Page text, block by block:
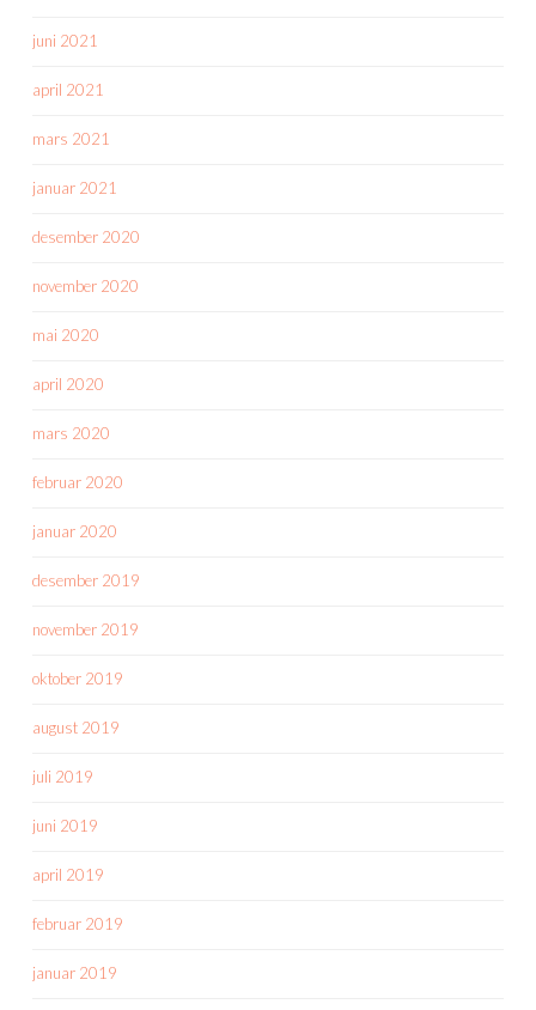
juni 2021
april 2021
mars 2021
januar 2021
desember 2020
november 2020
mai 2020
april 2020
mars 2020
februar 2020
januar 2020
desember 2019
november 2019
oktober 2019
august 2019
juli 2019
juni 2019
april 2019
februar 2019
januar 2019